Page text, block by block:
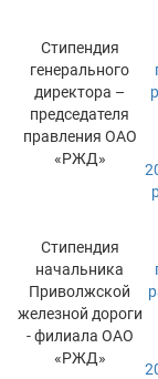
Стипендия
генерального
директора –
председателя
правления ОАО
«РЖД»
Стипендия
начальника
Приволжской
железной дороги
- филиала ОАО
«РЖД»